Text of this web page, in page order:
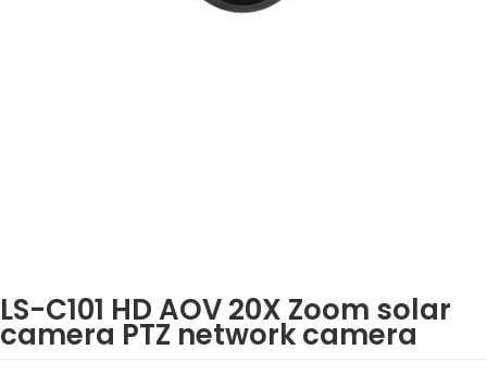
LS-C101 HD AOV 20X Zoom solar
camera PTZ network camera